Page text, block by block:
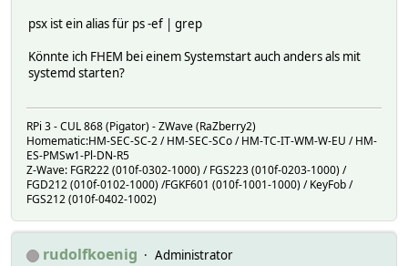
psx ist ein alias für ps -ef | grep
Könnte ich FHEM bei einem Systemstart auch anders als mit
systemd starten?
RPi 3 - CUL 868 (Pigator) - ZWave (RaZberry2)
Homematic:HM-SEC-SC-2 / HM-SEC-SCo / HM-TC-IT-WM-W-EU / HM-
ES-PMSw1-Pl-DN-R5
Z-Wave: FGR222 (010f-0302-1000) / FGS223 (010f-0203-1000) /
FGD212 (010f-0102-1000) /FGKF601 (010f-1001-1000) / KeyFob /
FGS212 (010f-0402-1002)
rudolfkoenig
Administrator